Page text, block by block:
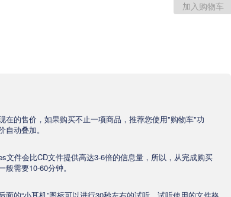
在的售价，如果购买不止一项商品，推荐您使用"购物车"功
动叠加。
文件会比CD文件提供高达3-6倍的信息量，所以，从完成购买
需要10-60分钟。
的“小耳机”图标可以进行30秒左右的试听，试听使用的文件格